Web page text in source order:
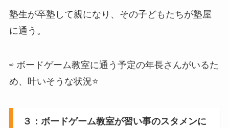
塾生が卒塾して親になり、その子どもたちが塾屋
に通う。
⇨ ボードゲーム教室に通う予定の年長さんがいるた
め、叶いそうな状況⭐️
３：ボードゲーム教室が習い事のスタメンに